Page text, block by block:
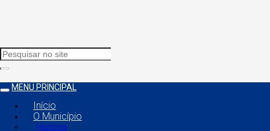
MENU PRINCIPAL
Início
O Município
História